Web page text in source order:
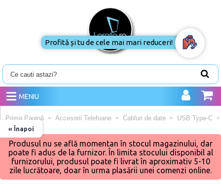
MENIU
« Înapoi
Prima Pagină Accesorii Telefoane Cabluri de date USB Type-C
Produsul nu se află momentan în stocul magazinului, dar
poate fi adus de la furnizor. În limita stocului disponibil al
furnizorului, produsul poate fi livrat în aproximativ 5-10
zile lucrătoare, doar în urma plasării unei comenzi online.
Profită și tu de cele mai mari reduceri!